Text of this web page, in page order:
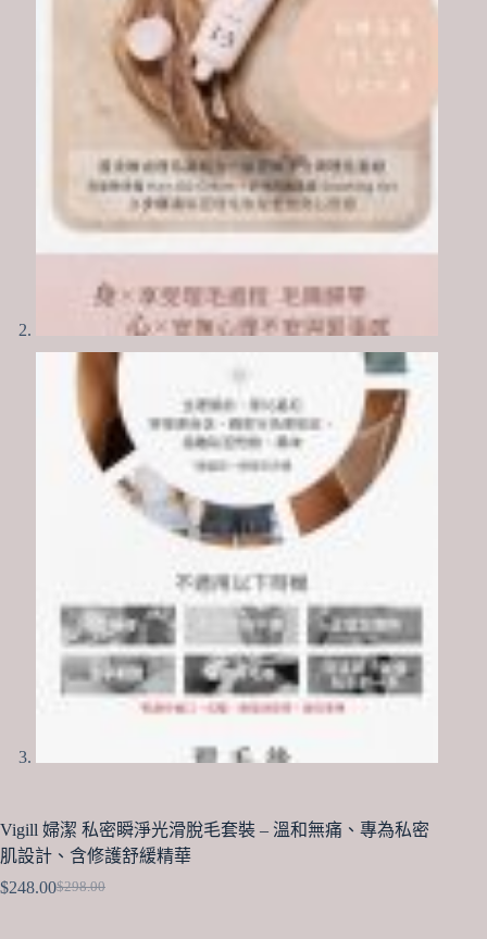
Vigill 婦潔 私密瞬淨光滑脫毛套裝 – 溫和無痛、專為私密
肌設計、含修護舒緩精華
$298.00
Original
$248.00Current